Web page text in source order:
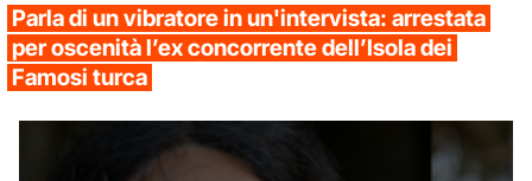
Parla di un vibratore in un'intervista: arrestata
per oscenità l’ex concorrente dell’Isola dei
Famosi turca